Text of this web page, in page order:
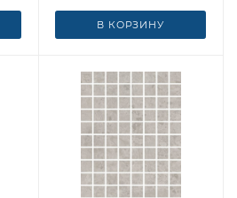
В КОРЗИНУ